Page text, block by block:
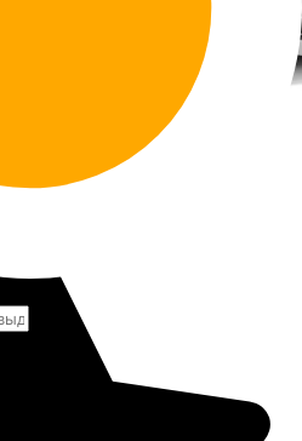
ЕТ 35 ЦО 98.1